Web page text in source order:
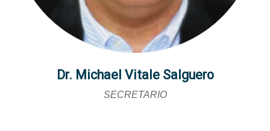
Dr. Michael Vitale Salguero
SECRETARIO